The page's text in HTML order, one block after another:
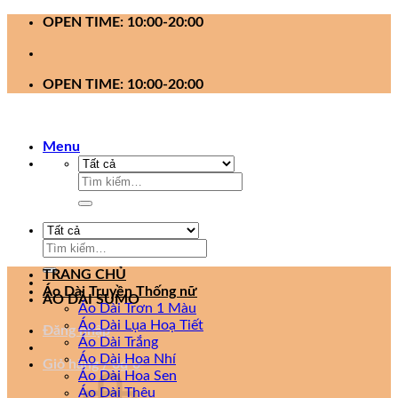
OPEN TIME: 10:00-20:00
OPEN TIME: 10:00-20:00
Menu
Tìm
Tìm
ÁO DÀI SUMO
Đăng nhập
Giỏ hàng /0₫ 0
TRANG CHỦ
Áo Dài Truyền Thống nữ
Áo Dài Trơn 1 Màu
Áo Dài Lụa Hoạ Tiết
Áo Dài Trắng
Áo Dài Hoa Nhí
Áo Dài Hoa Sen
Áo Dài Thêu